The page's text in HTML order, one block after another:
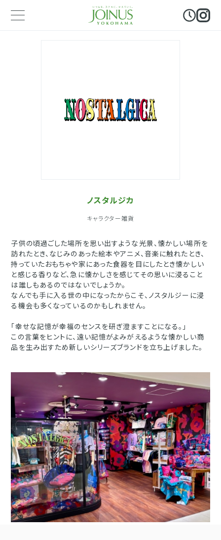
ノスタルジカ
キャラクター雑貨
子供の頃過ごした場所を思い出すような光景、懐かしい場所を
訪れたとき、なじみのあった絵本やアニメ、音楽に触れたとき、
持っていたおもちゃや家にあった食器を目にしたとき懐かしい
と感じる香りなど、急に懐かしさを感じてその思いに浸ること
は誰しもあるのではないでしょうか。
なんでも手に入る世の中になったからこそ、ノスタルジーに浸
る機会も多くなっているのかもしれません。
「幸せな記憶が幸福のセンスを研ぎ澄ますことになる。」
この言葉をヒントに、遠い記憶がよみがえるような懐かしい商
品を生み出すため新しいシリーズブランドを立ち上げました。